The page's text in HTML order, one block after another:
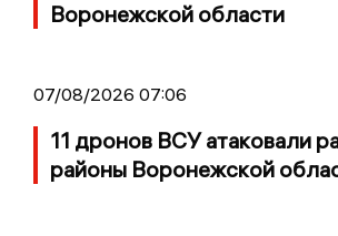
Воронежской области
07/08/2026 07:06
11 дронов ВСУ атаковали
районы Воронежской